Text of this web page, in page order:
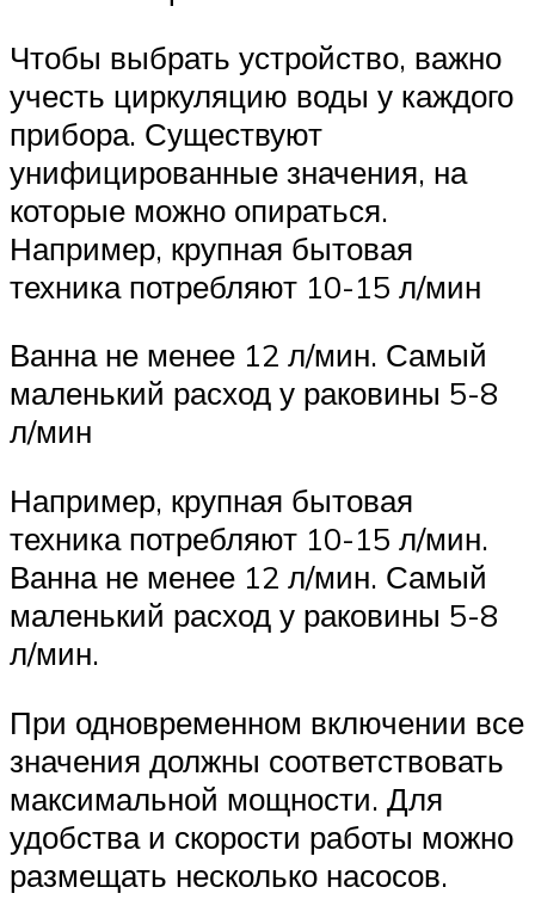
Чтобы выбрать устройство, важно
учесть циркуляцию воды у каждого
прибора. Существуют
унифицированные значения, на
которые можно опираться.
Например, крупная бытовая
техника потребляют 10-15 л/мин
Ванна не менее 12 л/мин. Самый
маленький расход у раковины 5-8
л/мин
Например, крупная бытовая
техника потребляют 10-15 л/мин.
Ванна не менее 12 л/мин. Самый
маленький расход у раковины 5-8
л/мин.
При одновременном включении все
значения должны соответствовать
максимальной мощности. Для
удобства и скорости работы можно
размещать несколько насосов.